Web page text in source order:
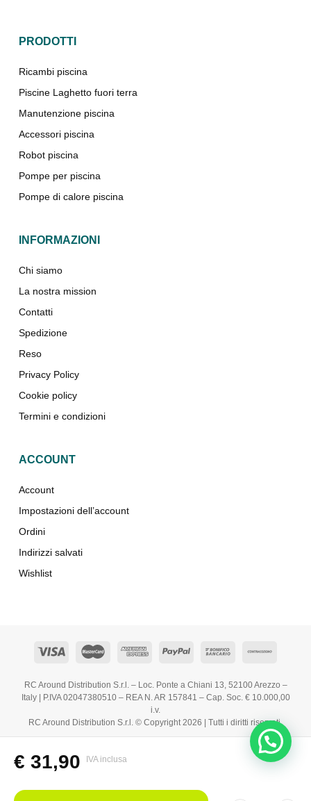
€ 31,90 IVA inclusa
PRODOTTI
Ricambi piscina
Piscine Laghetto fuori terra
Manutenzione piscina
Accessori piscina
Robot piscina
Pompe per piscina
Pompe di calore piscina
INFORMAZIONI
Chi siamo
La nostra mission
Contatti
Spedizione
Reso
Privacy Policy
Cookie policy
Termini e condizioni
ACCOUNT
Account
Impostazioni dell’account
Ordini
Indirizzi salvati
Wishlist
RC Around Distribution S.r.l. – Loc. Ponte a Chiani 13, 52100 Arezzo –
Italy | P.IVA 02047380510 – REA N. AR 157841 – Cap. Soc. € 10.000,00
i.v.
RC Around Distribution S.r.l. © Copyright 2026 | Tutti i diritti riservati.